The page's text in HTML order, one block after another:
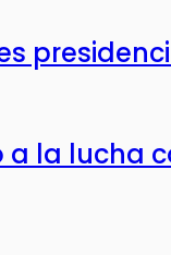
a la lucha